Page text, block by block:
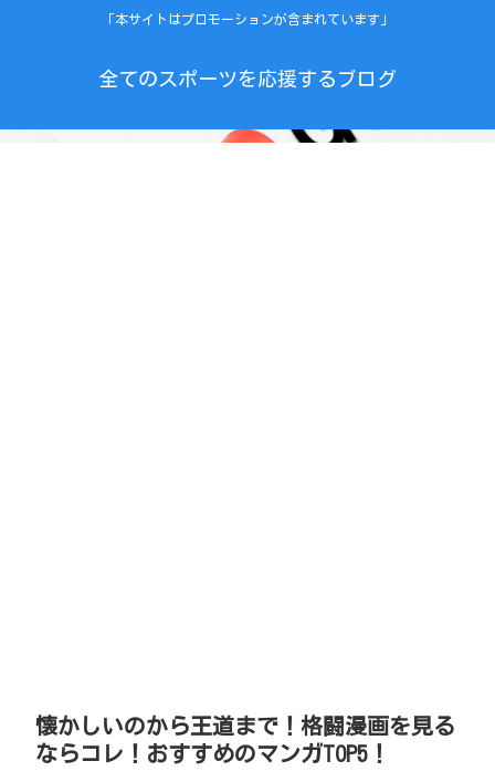
「本サイトはプロモーションが含まれています」
全てのスポーツを応援するブログ
懐かしいのから王道まで！格闘漫画を見る
ならコレ！おすすめのマンガTOP5！